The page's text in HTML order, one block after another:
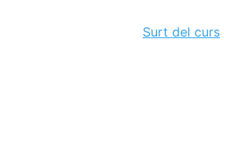
Surt del curs